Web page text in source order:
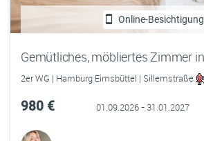
Online-Besichtigung
2er WG | Hamburg Eimsbüttel | Sillemstraße
980 € 01.09.2026 - 31.01.2027